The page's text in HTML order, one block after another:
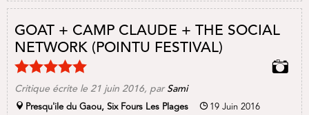
GOAT + CAMP CLAUDE + THE SOCIAL
NETWORK (POINTU FESTIVAL)
Critique écrite le 21 juin 2016, par Sami
Presqu'ile du Gaou, Six Fours Les Plages 19 Juin 2016